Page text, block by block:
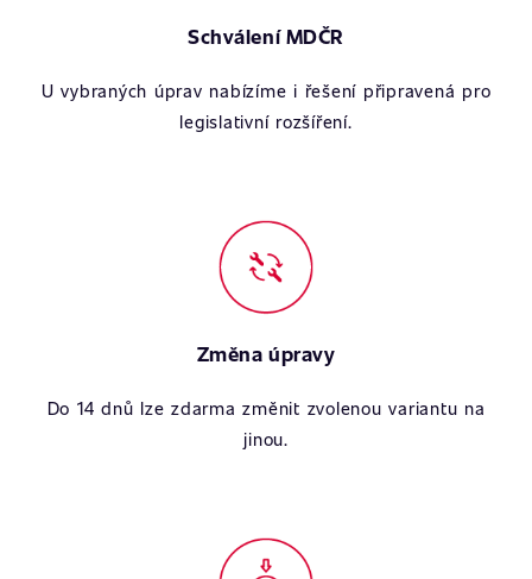
Schválení MDČR
U vybraných úprav nabízíme i řešení připravená pro
legislativní rozšíření.
Změna úpravy
Do 14 dnů lze zdarma změnit zvolenou variantu na
jinou.